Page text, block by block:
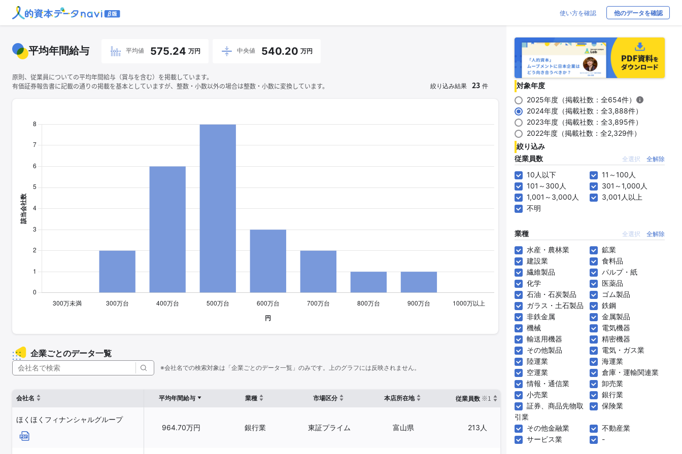
使い方を確認 他のデータを確認
平均年間給与 平均値 575.24 万円 中央値 540.20 万円
原則、従業員についての平均年間給与（賞与を含む）を掲載しています。
有価証券報告書に記載の通りの掲載を基本としていますが、整数・小数以外の場合は整数・小数に変換しています。
絞り込み結果 23 件
企業ごとのデータ一覧
※会社名での検索対象は「企業ごとのデータ一覧」のみです。上のグラフには反映されません。
会社名 平均年間給与 業種 市場区分 本店所在地 従業員数 ※1 臨時従業員数 確認した有報締日
ほくほくフィナンシャルグループ
964.70万円
銀行業 東証プライム 富山県 213人 13人 2025年03月31日
対象年度
2025年度（掲載社数：全654件）
2024年度（掲載社数：全3,888件）
2023年度（掲載社数：全3,895件）
2022年度（掲載社数：全2,329件）
絞り込み
従業員数
全選択 全解除
10人以下
11～100人
101～300人
301～1,000人
1,001～3,000人
3,001人以上
不明
業種 全選択 全解除
水産・農林業
鉱業
建設業
食料品
繊維製品
パルプ・紙
化学
医薬品
石油・石炭製品
ゴム製品
ガラス・土石製品
鉄鋼
非鉄金属
金属製品
機械
電気機器
輸送用機器
精密機器
その他製品
電気・ガス業
陸運業
海運業
空運業
倉庫・運輸関連業
情報・通信業
卸売業
小売業
銀行業
証券、商品先物取
引業
保険業
その他金融業
不動産業
サービス業
-